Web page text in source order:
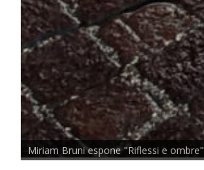
Miriam Bruni espone "Riflessi e ombre"